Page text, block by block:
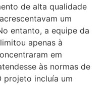
de alta qualidade
um
entanto, a equipe da
apenas à
em
às normas de
projeto incluía um